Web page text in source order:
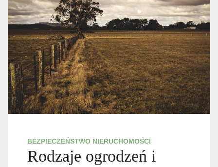
BEZPIECZEŃSTWO NIERUCHOMOŚCI
Rodzaje ogrodzeń i